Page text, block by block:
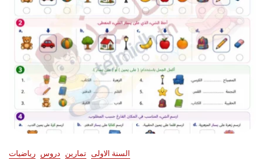
السنة الاولى تمارين دروس رياضيات